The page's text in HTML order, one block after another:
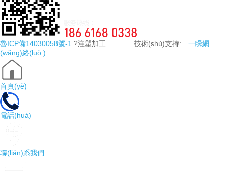
魯ICP備14030058號-1 ?注塑加工 技術(shù)支持: 一瞬網
(wǎng)絡(luò )
首頁(yè)
電話(huà)
聯(lián)系我們